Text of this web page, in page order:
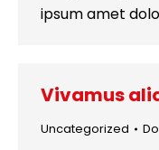
ipsum amet
Vivamus
Uncategorized